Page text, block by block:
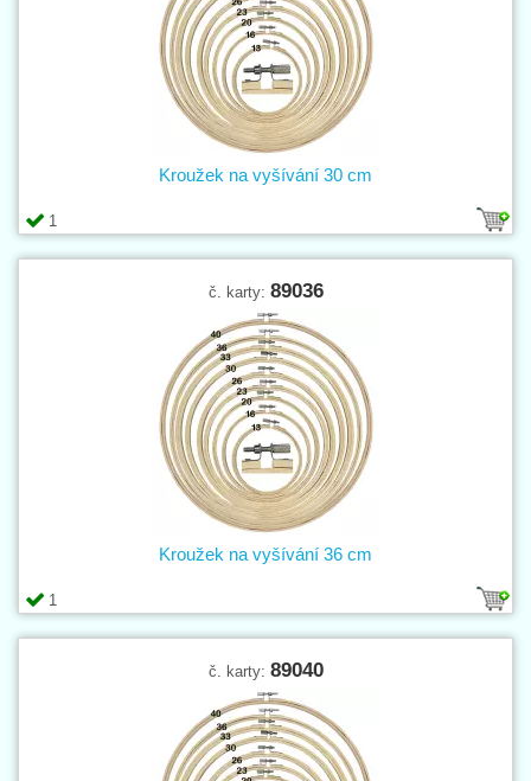
1
Kroužek na vyšívání 30 cm
č. karty: 89036
1
Kroužek na vyšívání 36 cm
č. karty: 89040